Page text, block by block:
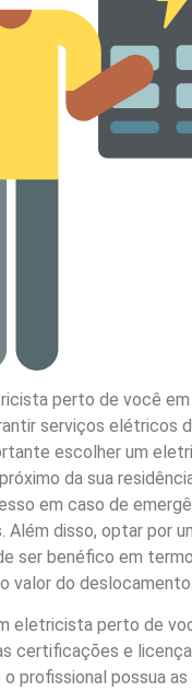
perto de você em
serviços elétricos
escolher um
da sua
em caso de
Além disso, optar por
ser benéfico em
valor do deslocamento.
eletricista perto de
certificações e
o profissional possua